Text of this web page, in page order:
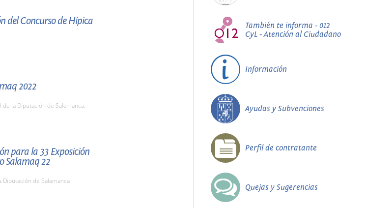
del Concurso de Hípica
2022
la Diputación de Salamanca.
para la 33 Exposición
Salamaq 22
Diputación de Salamanca
También te informa - 012
CyL - Atención al Ciudadano
Información
Ayudas y Subvenciones
Perfil de contratante
Quejas y Sugerencias